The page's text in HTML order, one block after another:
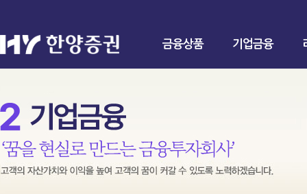
금융상품 기업금융